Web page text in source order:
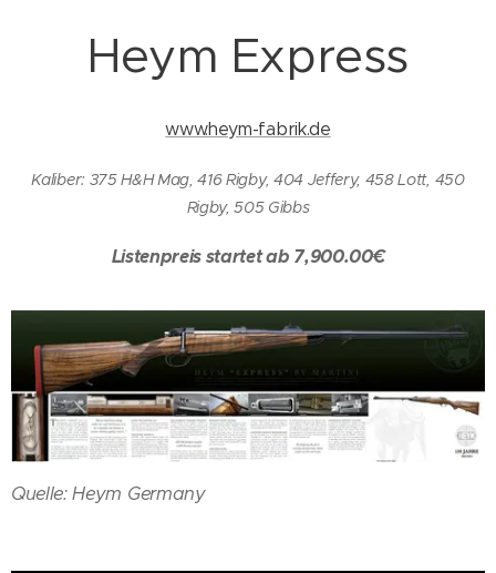
Heym Express
www.heym-fabrik.de
Kaliber: 375 H&H Mag, 416 Rigby, 404 Jeffery, 458 Lott, 450
Rigby, 505 Gibbs
Listenpreis startet ab 7,900.00€
Quelle: Heym Germany